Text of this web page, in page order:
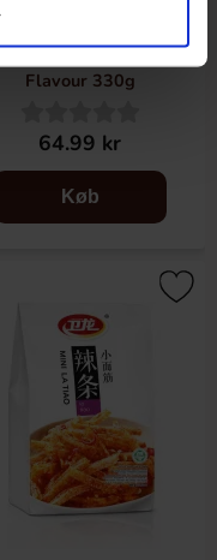
Flavour 330g
64.99 kr
Køb